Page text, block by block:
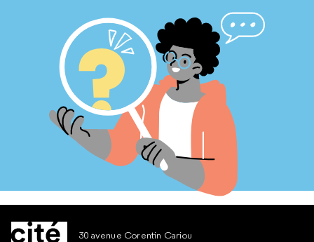
30 avenue Corentin Cariou